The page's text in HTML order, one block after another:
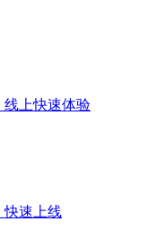
线上快速体验
快速上线